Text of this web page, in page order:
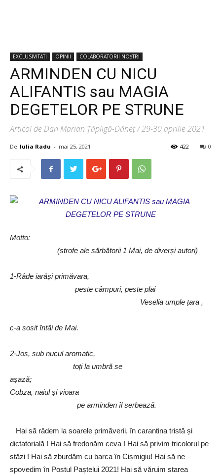
EXCLUSIVITATI OPINII COLABORATORII NOȘTRI
ARMINDEN CU NICU
ALIFANTIS sau MAGIA
DEGETELOR PE STRUNE
Articol de Dan Marian Țăpligă-Dăneț / 29-30 aprilie 2021
De Iulia Radu - mai 25, 2021 0
422
Motto:
(strofe ale sărbătorii 1 Mai, de diverși autori)
1-Râde iarăși primăvara,
peste câmpuri, peste plai
Veselia umple țara ,
c-a sosit întâi de Mai.
2-Jos, sub nucul aromatic,
toți la umbră se
Cobza, naiul și vioara
pe arminden îl serbează.
Hai să râdem la soarele primăverii, în carantina tristă și
dictatorială ! Hai să fredonăm ceva ! Hai să privim tricolorul pe
stăzi ! Hai să zburdăm cu barca în Cișmigiu! Hai să ne
spovedim în Postul Paștelui 2021! Hai să văruim starea